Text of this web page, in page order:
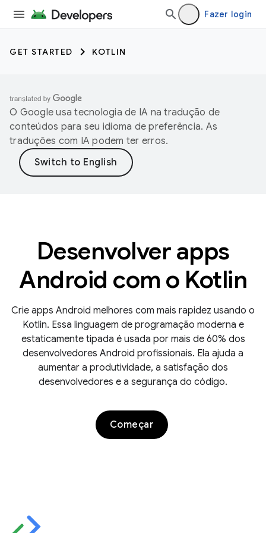
Fazer login
GET STARTED KOTLIN
O Google usa tecnologia de IA na tradução de
conteúdos para seu idioma de preferência. As
traduções com IA podem ter erros.
Desenvolver apps
Android com o Kotlin
Crie apps Android melhores com mais rapidez usando o
Kotlin. Essa linguagem de programação moderna e
estaticamente tipada é usada por mais de 60% dos
desenvolvedores Android profissionais. Ela ajuda a
aumentar a produtividade, a satisfação dos
desenvolvedores e a segurança do código.
Começar